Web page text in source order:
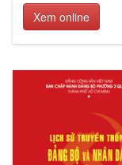
Xem online